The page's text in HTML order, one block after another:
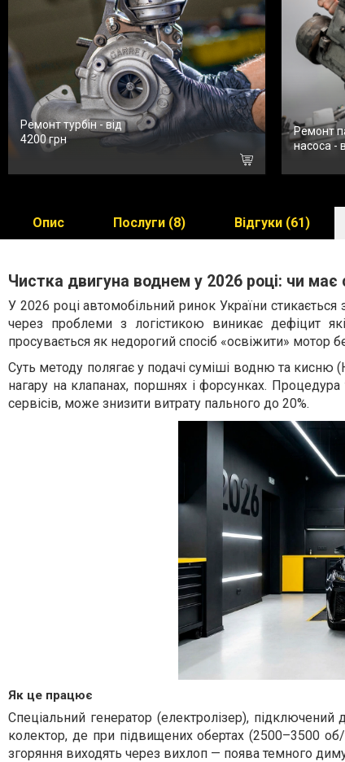
Ремонт турбін - від
4200 грн
Ремонт
насоса -
Опис Послуги (8) Відгуки (61)
Чистка двигуна воднем у 2026 році: чи
У 2026 році автомобільний ринок України
через проблеми з логістикою виникає дефіцит
просувається як недорогий спосіб «освіжити» мотор
Суть методу полягає у подачі суміші водню та кисню
нагару на клапанах, поршнях і форсунках.
сервісів, може знизити витрату пального до 20%.
Як це працює
Спеціальний генератор (електролізер),
колектор, де при підвищених обертах (2500–3500
згоряння виходять через вихлоп — поява темного